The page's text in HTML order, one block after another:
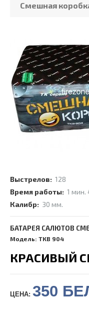
Смешная
Выстрелов: 128
Время работы: 1 мин.
Калибр: 30 мм.
БАТАРЕЯ САЛЮТОВ
Модель: ТКВ 904
КРАСИВЫЙ
ЦЕНА: 350